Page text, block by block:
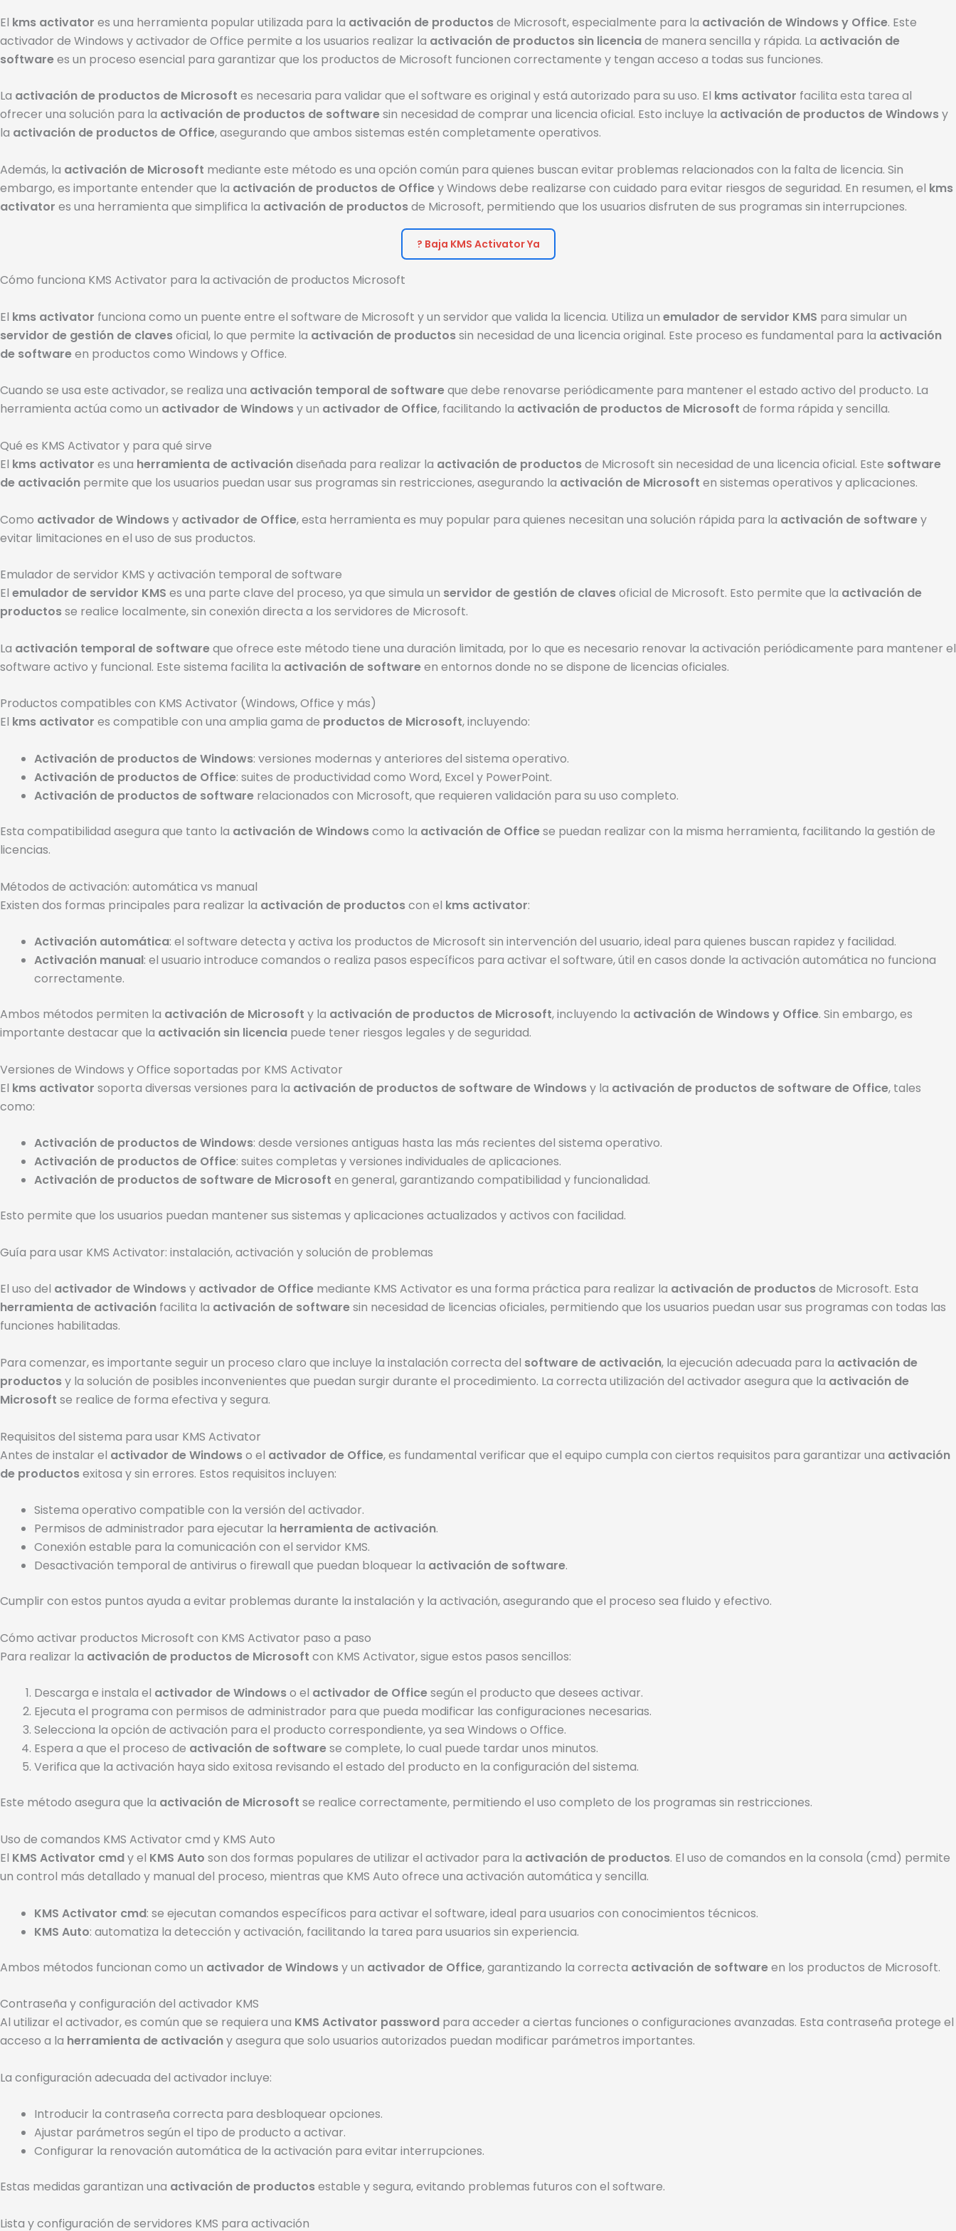
El kms activator es una herramienta popular utilizada para la activación de productosde Microsoft, especialmente para la activación de Windows y Office. Este
activador de Windows y activador de Office permite a los usuarios realizar la activación de productos sin licenciade manera sencilla y rápida. La activación de
softwarees un proceso esencial para garantizar que los productos de Microsoft funcionen correctamente y tengan acceso a todas sus funciones.
La activación de productos de Microsoft es necesaria para validar que el software es original y está autorizado para su uso. El kms activator facilita esta tarea al
ofrecer una solución para la activación de productos de softwaresin necesidad de comprar una licencia oficial. Esto incluye la activación de productos de Windowsy
la activación de productos de Office, asegurando que ambos sistemas estén completamente operativos.
Además, la activación de Microsoft mediante este método es una opción común para quienes buscan evitar problemas relacionados con la falta de licencia. Sin
embargo, es importante entender que la activación de productos de Officey Windows debe realizarse con cuidado para evitar riesgos de seguridad. En resumen, el kms
activator es una herramienta que simplifica la activación de productosde Microsoft, permitiendo que los usuarios disfruten de sus programas sin interrupciones.
? Baja KMS Activator Ya
Cómo funciona KMS Activator para la activación de productos Microsoft
El kms activator funciona como un puente entre el software de Microsoft y un servidor que valida la licencia. Utiliza un emulador de servidor KMS para simular un
servidor de gestión de clavesoficial, lo que permite la activación de productossin necesidad de una licencia original. Este proceso es fundamental para la activación
de softwareen productos como Windows y Office.
Cuando se usa este activador, se realiza una activación temporal de softwareque debe renovarse periódicamente para mantener el estado activo del producto. La
herramienta actúa como un activador de Windowsy un activador de Office, facilitando la activación de productos de Microsoft de forma rápida y sencilla.
Qué es KMS Activator y para qué sirve
El kms activator es una herramienta de activacióndiseñada para realizar la activación de productosde Microsoft sin necesidad de una licencia oficial. Este software
de activación permite que los usuarios puedan usar sus programas sin restricciones, asegurando la activación de Microsoft en sistemas operativos y aplicaciones.
Como activador de Windowsy activador de Office, esta herramienta es muy popular para quienes necesitan una solución rápida para la activación de softwarey
evitar limitaciones en el uso de sus productos.
Emulador de servidor KMS y activación temporal de software
El emulador de servidor KMS es una parte clave del proceso, ya que simula un servidor de gestión de clavesoficial de Microsoft. Esto permite que la activación de
productosse realice localmente, sin conexión directa a los servidores de Microsoft.
La activación temporal de softwareque ofrece este método tiene una duración limitada, por lo que es necesario renovar la activación periódicamente para mantener el
software activo y funcional. Este sistema facilita la activación de softwareen entornos donde no se dispone de licencias oficiales.
Productos compatibles con KMS Activator (Windows, Office y más)
El kms activator es compatible con una amplia gama de productos de Microsoft, incluyendo:
Activación de productos de Windows: versiones modernas y anteriores del sistema operativo.
Activación de productos de Office: suites de productividad como Word, Excel y PowerPoint.
Activación de productos de software relacionados con Microsoft, que requieren validación para su uso completo.
Esta compatibilidad asegura que tanto la activación de Windowscomo la activación de Officese puedan realizar con la misma herramienta, facilitando la gestión de
licencias.
Métodos de activación: automática vs manual
Existen dos formas principales para realizar la activación de productoscon el kms activator:
Activación automática: el software detecta y activa los productos de Microsoft sin intervención del usuario, ideal para quienes buscan rapidez y facilidad.
Activación manual: el usuario introduce comandos o realiza pasos específicos para activar el software, útil en casos donde la activación automática no funciona
correctamente.
Ambos métodos permiten la activación de Microsoft y la activación de productos de Microsoft, incluyendo la activación de Windows y Office. Sin embargo, es
importante destacar que la activación sin licencia puede tener riesgos legales y de seguridad.
Versiones de Windows y Office soportadas por KMS Activator
El kms activator soporta diversas versiones para la activación de productos de software de Windowsy la activación de productos de software de Office, tales
como:
Activación de productos de Windows: desde versiones antiguas hasta las más recientes del sistema operativo.
Activación de productos de Office: suites completas y versiones individuales de aplicaciones.
Activación de productos de software de Microsoft en general, garantizando compatibilidad y funcionalidad.
Esto permite que los usuarios puedan mantener sus sistemas y aplicaciones actualizados y activos con facilidad.
Guía para usar KMS Activator: instalación, activación y solución de problemas
El uso del activador de Windowsy activador de Office mediante KMS Activator es una forma práctica para realizar la activación de productosde Microsoft. Esta
herramienta de activación facilita la activación de softwaresin necesidad de licencias oficiales, permitiendo que los usuarios puedan usar sus programas con todas las
funciones habilitadas.
Para comenzar, es importante seguir un proceso claro que incluye la instalación correcta del software de activación, la ejecución adecuada para la activación de
productosy la solución de posibles inconvenientes que puedan surgir durante el procedimiento. La correcta utilización del activador asegura que la activación de
Microsoft se realice de forma efectiva y segura.
Requisitos del sistema para usar KMS Activator
Antes de instalar el activador de Windowso el activador de Office, es fundamental verificar que el equipo cumpla con ciertos requisitos para garantizar una activación
de productosexitosa y sin errores. Estos requisitos incluyen:
Sistema operativo compatible con la versión del activador.
Permisos de administrador para ejecutar la herramienta de activación.
Conexión estable para la comunicación con el servidor KMS.
Desactivación temporal de antivirus o firewall que puedan bloquear la activación de software.
Cumplir con estos puntos ayuda a evitar problemas durante la instalación y la activación, asegurando que el proceso sea fluido y efectivo.
Cómo activar productos Microsoft con KMS Activator paso a paso
Para realizar la activación de productos de Microsoft con KMS Activator, sigue estos pasos sencillos:
Descarga e instala el activador de Windowso el activador de Officesegún el producto que desees activar.
Ejecuta el programa con permisos de administrador para que pueda modificar las configuraciones necesarias.
Selecciona la opción de activación para el producto correspondiente, ya sea Windows o Office.
Espera a que el proceso de activación de softwarese complete, lo cual puede tardar unos minutos.
Verifica que la activación haya sido exitosa revisando el estado del producto en la configuración del sistema.
Este método asegura que la activación de Microsoft se realice correctamente, permitiendo el uso completo de los programas sin restricciones.
Uso de comandos KMS Activator cmd y KMS Auto
El KMS Activator cmdy el KMS Auto son dos formas populares de utilizar el activador para la activación de productos. El uso de comandos en la consola (cmd) permite
un control más detallado y manual del proceso, mientras que KMS Auto ofrece una activación automática y sencilla.
KMS Activator cmd: se ejecutan comandos específicos para activar el software, ideal para usuarios con conocimientos técnicos.
KMS Auto: automatiza la detección y activación, facilitando la tarea para usuarios sin experiencia.
Ambos métodos funcionan como un activador de Windowsy un activador de Office, garantizando la correcta activación de softwareen los productos de Microsoft.
Contraseña y configuración del activador KMS
Al utilizar el activador, es común que se requiera una KMS Activator password para acceder a ciertas funciones o configuraciones avanzadas. Esta contraseña protege el
acceso a la herramienta de activacióny asegura que solo usuarios autorizados puedan modificar parámetros importantes.
La configuración adecuada del activador incluye:
Introducir la contraseña correcta para desbloquear opciones.
Ajustar parámetros según el tipo de producto a activar.
Configurar la renovación automática de la activación para evitar interrupciones.
Estas medidas garantizan una activación de productosestable y segura, evitando problemas futuros con el software.
Lista y configuración de servidores KMS para activación